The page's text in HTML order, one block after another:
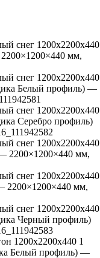
снег 1200х2200х440
2200×1200×440 мм,
снег 1200х2200х440
Белый профиль) —
снег 1200х2200х440
Серебро профиль)
снег 1200х2200х440
2200×1200×440 мм,
снег 1200х2200х440
2200×1200×440 мм,
снег 1200х2200х440
Черный профиль)
1200х2200х440 1
Белый профиль) —